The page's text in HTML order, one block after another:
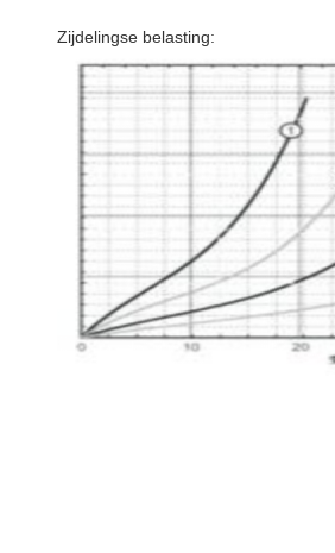
Zijdelingse belasting: